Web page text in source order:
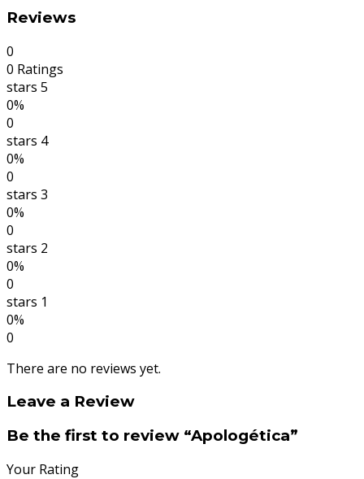
Reviews
0
0 Ratings
stars 5
0%
0
stars 4
0%
0
stars 3
0%
0
stars 2
0%
0
stars 1
0%
0
There are no reviews yet.
Leave a Review
Be the first to review “Apologética”
Your Rating